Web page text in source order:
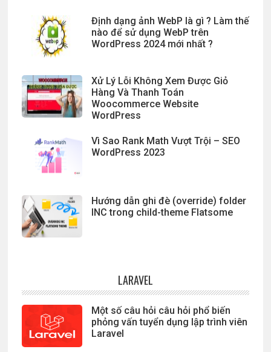
Định dạng ảnh WebP là gì ? Làm thế
nào để sử dụng WebP trên
WordPress 2024 mới nhất ?
Xử Lý Lỗi Không Xem Được Giỏ
Hàng Và Thanh Toán
Woocommerce Website
WordPress
Vì Sao Rank Math Vượt Trội – SEO
WordPress 2023
Hướng dẫn ghi đè (override) folder
INC trong child-theme Flatsome
LARAVEL
Một số câu hỏi câu hỏi phổ biến
phỏng vấn tuyển dụng lập trình viên
Laravel